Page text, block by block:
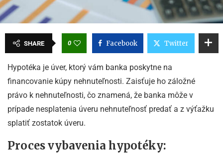
SHARE 0 Facebook Twitter
Hypotéka je úver, ktorý vám banka poskytne na
financovanie kúpy nehnuteľnosti. Zaisťuje ho záložné
právo k nehnuteľnosti, čo znamená, že banka môže v
prípade nesplatenia úveru nehnuteľnosť predať a z výťažku
splatiť zostatok úveru.
Proces vybavenia hypotéky: